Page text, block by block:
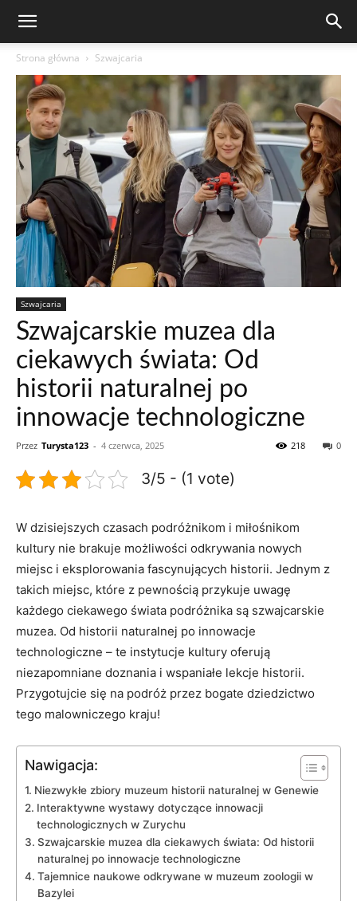
Strona główna Szwajcaria
Szwajcaria
Szwajcarskie muzea dla
ciekawych świata: Od
historii naturalnej po
innowacje technologiczne
Przez Turysta123 - 4 czerwca, 2025 0
218
3/5 - (1 vote)
W dzisiejszych czasach podróżnikom i miłośnikom
kultury ⁣nie brakuje‍ możliwości⁢ odkrywania nowych
‍miejsc ⁢i⁣ eksplorowania fascynujących historii. Jednym z
takich miejsc, które z pewnością przykuje uwagę
każdego ciekawego świata ‌podróżnika są szwajcarskie
muzea. Od historii naturalnej po innowacje
⁤technologiczne – te instytucje‌ kultury oferują
⁣niezapomniane ‌doznania i⁣ wspaniałe lekcje‍ historii.
Przygotujcie⁢ się na ‌podróż⁤ przez bogate dziedzictwo
tego malowniczego kraju!
Nawigacja:
Niezwykłe‍ zbiory ⁣muzeum historii naturalnej ⁤w Genewie
Interaktywne wystawy​ dotyczące ‍innowacji
technologicznych w Zurychu
Szwajcarskie muzea dla ciekawych świata: Od ⁤historii
naturalnej ‌po innowacje technologiczne
Tajemnice naukowe odkrywane w​ muzeum zoologii​ w
⁣Bazylei